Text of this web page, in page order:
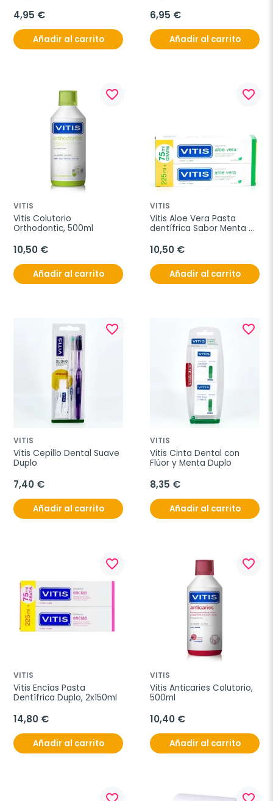
4,95 €
Añadir al carrito
6,95 €
Añadir al carrito
favorite_border
VITIS
Vitis Colutorio
Orthodontic, 500ml
10,50 €
Añadir al carrito
favorite_border
VITIS
Vitis Aloe Vera Pasta
dentífrica Sabor Menta
10,50 €
Añadir al carrito
favorite_border
VITIS
Vitis Cepillo Dental Suave
Duplo
7,40 €
Añadir al carrito
favorite_border
VITIS
Vitis Cinta Dental con
Flúor y Menta Duplo
8,35 €
Añadir al carrito
favorite_border
VITIS
Vitis Encías Pasta
Dentífrica Duplo, 2x150ml
14,80 €
Añadir al carrito
favorite_border
VITIS
Vitis Anticaries Colutorio,
500ml
10,40 €
Añadir al carrito